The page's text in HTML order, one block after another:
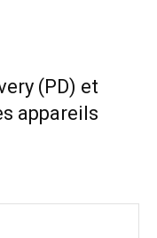
(PD) et
appareils